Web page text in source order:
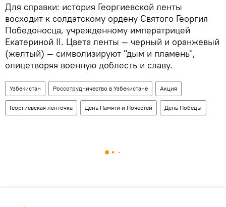
Для справки: история Георгиевской ленты
восходит к солдатскому ордену Святого Георгия
Победоносца, учрежденному императрицей
Екатериной II. Цвета ленты — черный и оранжевый
(желтый) — символизируют "дым и пламень",
олицетворяя военную доблесть и славу.
Узбекистан Россотрудничество в Узбекистане Акция
Георгиевская ленточка День Памяти и Почестей День Победы